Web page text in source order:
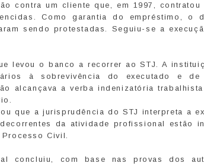
contra um cliente que, em 1997, contratou
Como garantia do empréstimo, o
sendo protestadas. Seguiu-se a
levou o banco a recorrer ao STJ. A
à sobrevivência do executado e
alcançava a verba indenizatória
que a jurisprudência do STJ interpreta a
da atividade profissional estão
Civil.
concluiu, com base nas provas dos